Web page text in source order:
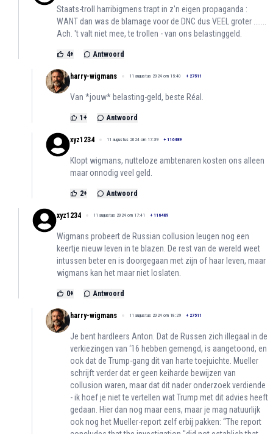
Staats-troll harribigmens trapt in z'n eigen propaganda :
WANT dan was de blamage voor de DNC dus VEEL groter .......
Ach. 't valt niet mee, te trollen - van ons belastinggeld.
4+ Antwoord
harry-wigmans 11 augustus 2024 om 15:40 + 27511
Van *jouw* belasting-geld, beste Réal.
1 + Antwoord
xyz1234 11 augustus 2024 om 17:39 + 116489
Klopt wigmans, nutteloze ambtenaren kosten ons alleen
maar onnodig veel geld.
2+ Antwoord
xyz1234 11 augustus 2024 om 17:41 + 116489
Wigmans probeert de Russian collusion leugen nog een
keertje nieuw leven in te blazen. De rest van de wereld weet
intussen beter en is doorgegaan met zijn of haar leven, maar
wigmans kan het maar niet loslaten.
0+ Antwoord
harry-wigmans 11 augustus 2024 om 18:29 + 27511
Je bent hardleers Anton. Dat de Russen zich illegaal in de
verkiezingen van ‘16 hebben gemengd, is aangetoond, en
ook dat de Trump-gang dit van harte toejuichte. Mueller
schrijft verder dat er geen keiharde bewijzen van
collusion waren, maar dat dit nader onderzoek verdiende
- ik hoef je niet te vertellen wat Trump met dit advies heeft
gedaan. Hier dan nog maar eens, maar je mag natuurlijk
ook nog het Mueller-report zelf erbij pakken: “The report